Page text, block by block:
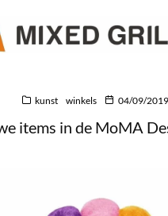
kunst winkels 04/09/2019
items in de MoMA